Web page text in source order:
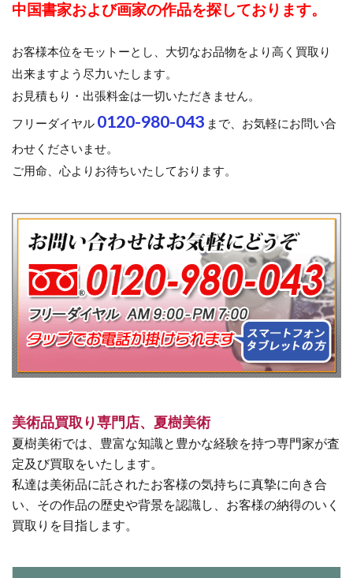
中国書家および画家の作品を探しております。
お客様本位をモットーとし、大切なお品物をより高く買取り
出来ますよう尽力いたします。
お見積もり・出張料金は一切いただきません。
フリーダイヤル 0120-980-043 まで、お気軽にお問い合
わせくださいませ。
ご用命、心よりお待ちいたしております。
美術品買取り専門店、夏樹美術
夏樹美術では、豊富な知識と豊かな経験を持つ専門家が査
定及び買取をいたします。
私達は美術品に託されたお客様の気持ちに真摯に向き合
い、その作品の歴史や背景を認識し、お客様の納得のいく
買取りを目指します。